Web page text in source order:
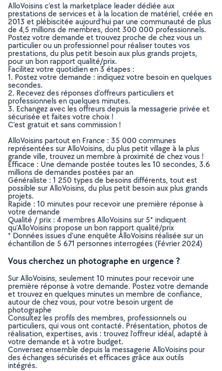
AlloVoisins c’est la marketplace leader dédiée aux
prestations de services et à la location de matériel, créée en
2013 et plébiscitée aujourd’hui par une communauté de plus
de 4,5 millions de membres, dont 300 000 professionnels.
Postez votre demande et trouvez proche de chez vous un
particulier ou un professionnel pour réaliser toutes vos
prestations, du plus petit besoin aux plus grands projets,
pour un bon rapport qualité/prix.
Facilitez votre quotidien en 3 étapes :
1. Postez votre demande : indiquez votre besoin en quelques
secondes.
2. Recevez des réponses d’offreurs particuliers et
professionnels en quelques minutes.
3. Echangez avec les offreurs depuis la messagerie privée et
sécurisée et faites votre choix !
C’est gratuit et sans commission !
AlloVoisins partout en France : 35 000 communes
représentées sur AlloVoisins, du plus petit village à la plus
grande ville, trouvez un membre à proximité de chez vous !
Efficace : Une demande postée toutes les 10 secondes, 3.6
millions de demandes postées par an
Généraliste : 1 250 types de besoins différents, tout est
possible sur AlloVoisins, du plus petit besoin aux plus grands
projets.
Rapide : 10 minutes pour recevoir une première réponse à
votre demande
Qualité / prix : 4 membres AlloVoisins sur 5* indiquent
qu’AlloVoisins propose un bon rapport qualité/prix
* Données issues d’une enquête AlloVoisins réalisée sur un
échantillon de 5 671 personnes interrogées (Février 2024)
Vous cherchez un photographe en urgence ?
Sur AlloVoisins, seulement 10 minutes pour recevoir une
première réponse à votre demande. Postez votre demande
et trouvez en quelques minutes un membre de confiance,
autour de chez vous, pour votre besoin urgent de
photographe
Consultez les profils des membres, professionnels ou
particuliers, qui vous ont contacté. Présentation, photos de
réalisation, expertises, avis : trouvez l'offreur idéal, adapté à
votre demande et à votre budget.
Conversez ensemble depuis la messagerie AlloVoisins pour
des échanges sécurisés et efficaces grâce aux outils
intégrés.